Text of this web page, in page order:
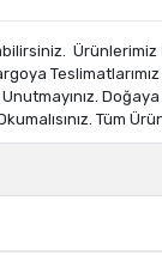
Ürünlerimiz
Tüm